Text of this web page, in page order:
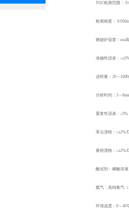
TOC检测范围：
检测精度：
燃烧炉温度：zui
准确性误差：
进样量：20～
分析时间：3～
重复性误差：≤3%
零点漂移：≤±2%/
量程漂移：≤±2%/
酸试剂：磷酸溶液
载气：高纯氧气（
环境温度：0～